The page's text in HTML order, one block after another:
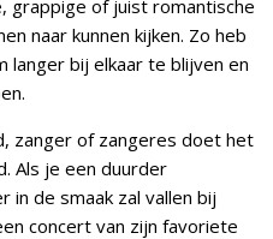
grappige of juist romantische
naar kunnen kijken. Zo heb
bij elkaar te blijven en
zanger of zangeres doet het
Als je een duurder
in de smaak zal vallen bij
concert van zijn favoriete